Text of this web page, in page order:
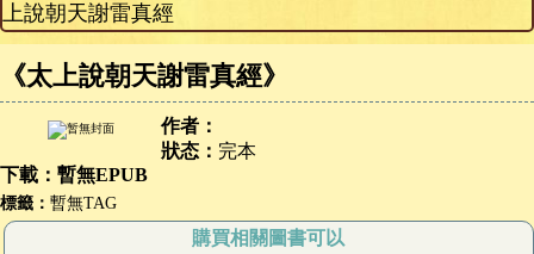
上說朝天謝雷真經
《太上說朝天謝雷真經》
作者：
狀态： 完本
下載：暫無EPUB
標籤： 暫無TAG
購買相關圖書可以